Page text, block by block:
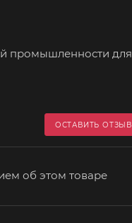
промышленности для
ОСТАВИТЬ ОТЗЫВ
об этом товаре